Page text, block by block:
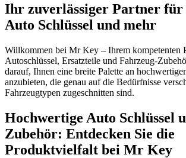
Ihr zuverlässiger Partner für
Auto Schlüssel und mehr
Willkommen bei Mr Key – Ihrem kompetenten
Autoschlüssel, Ersatzteile und Fahrzeug-
darauf, Ihnen eine breite Palette an
anzubieten, die genau auf die Bedürfnisse
Fahrzeugtypen zugeschnitten sind.
Hochwertige Auto Schlüssel
Zubehör: Entdecken Sie die
Produktvielfalt bei Mr Key